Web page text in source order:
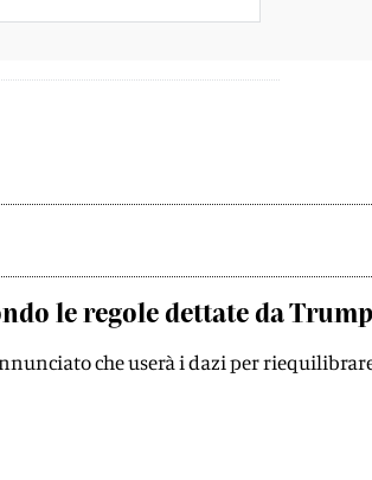
le regole dettate da Trump
che userà i dazi per